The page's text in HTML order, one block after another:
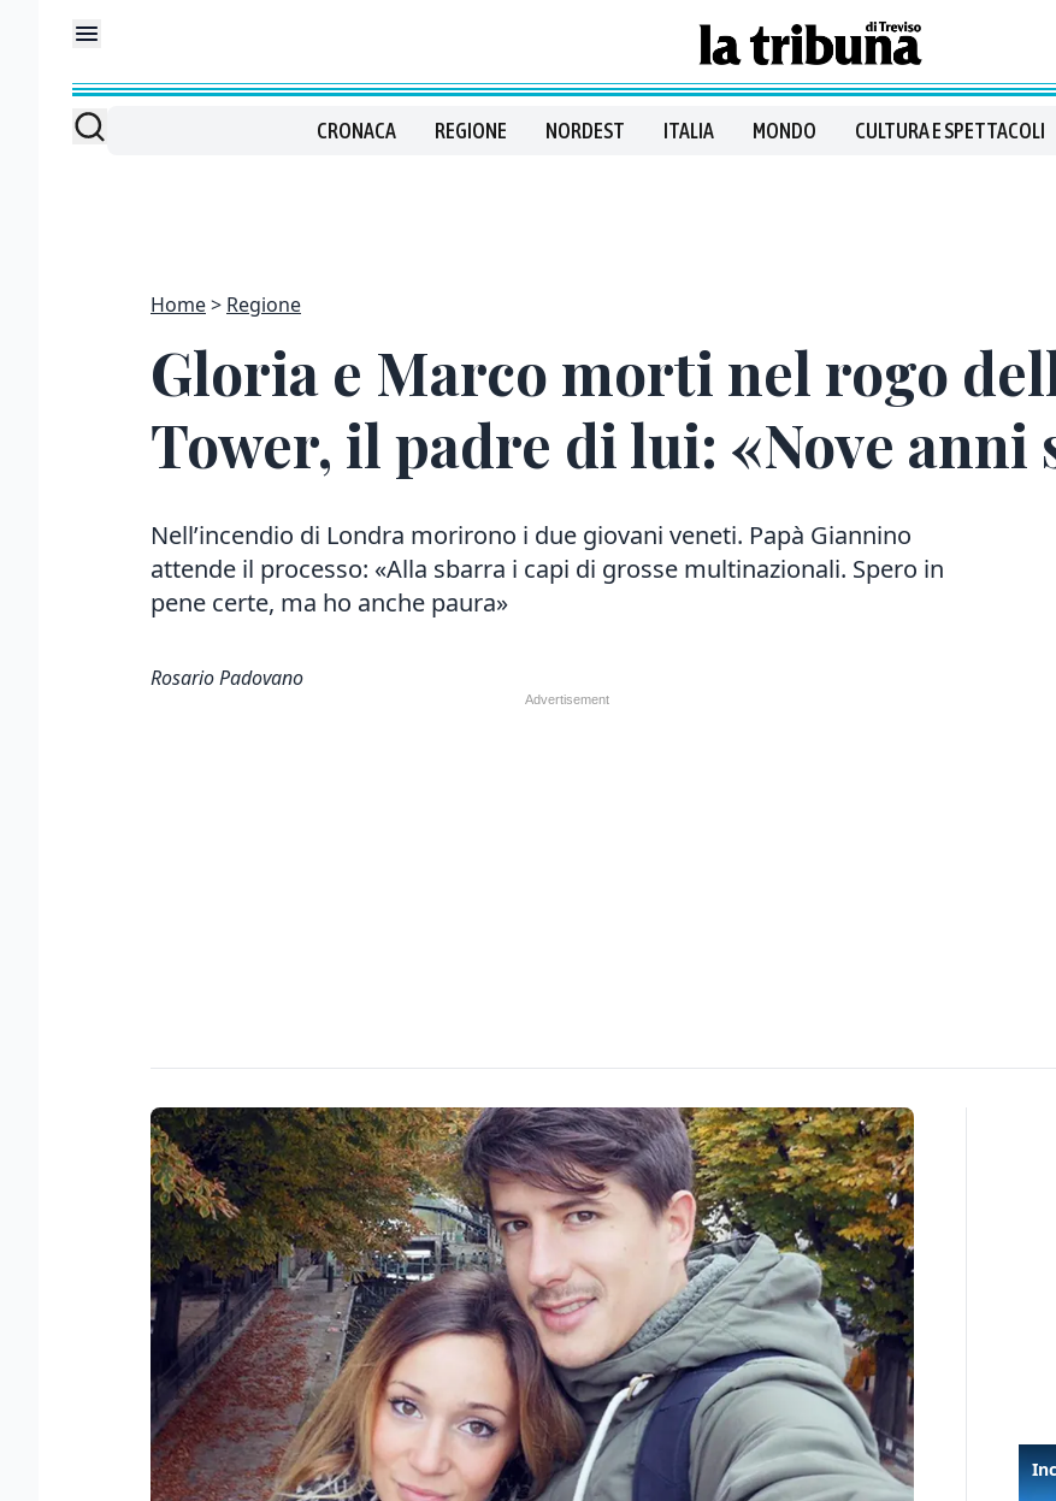
CRONACA REGIONE NORDEST ITALIA MONDO CULTURA E SPETTACOLI
Home Regione
Gloria e Marco morti nel rogo
Tower, il padre di lui: «Nove anni
Nell’incendio di Londra morirono i due giovani veneti. Papà Giannino
attende il processo: «Alla sbarra i capi di grosse multinazionali. Spero in
pene certe, ma ho anche paura»
Rosario Padovano